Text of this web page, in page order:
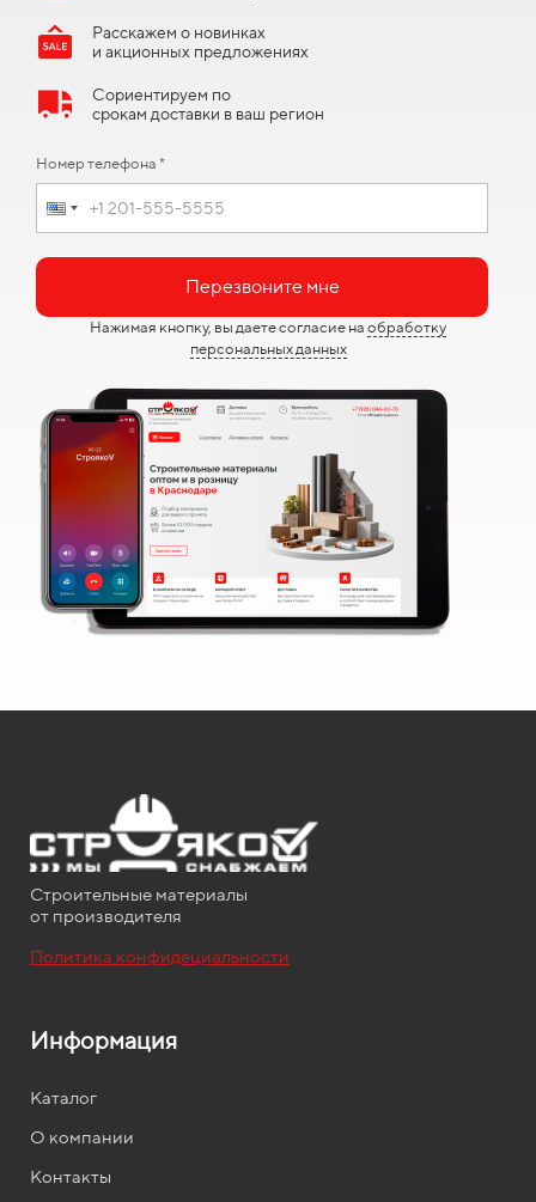
Расскажем о новинках
и акционных предложениях
Сориентируем по
срокам доставки в ваш регион
Номер телефона *
Перезвоните мне
Нажимая кнопку, вы даете согласие на обработку
персональных данных
Строительные материалы
от производителя
Политика конфидециальности
Информация
Каталог
О компании
Контакты